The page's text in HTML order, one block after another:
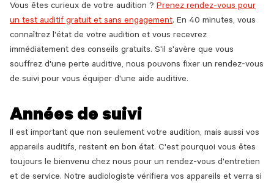
Vous êtes curieux de votre audition ? Prenez rendez-vous pour
un test auditif gratuit et sans engagement. En 40 minutes, vous
connaîtrez l'état de votre audition et vous recevrez
immédiatement des conseils gratuits. S'il s'avère que vous
souffrez d'une perte auditive, nous pouvons fixer un rendez-vous
de suivi pour vous équiper d'une aide auditive.
Années de suivi
Il est important que non seulement votre audition, mais aussi vos
appareils auditifs, restent en bon état. C'est pourquoi vous êtes
toujours le bienvenu chez nous pour un rendez-vous d'entretien
et de service. Notre audiologiste vérifiera vos appareils et verra si